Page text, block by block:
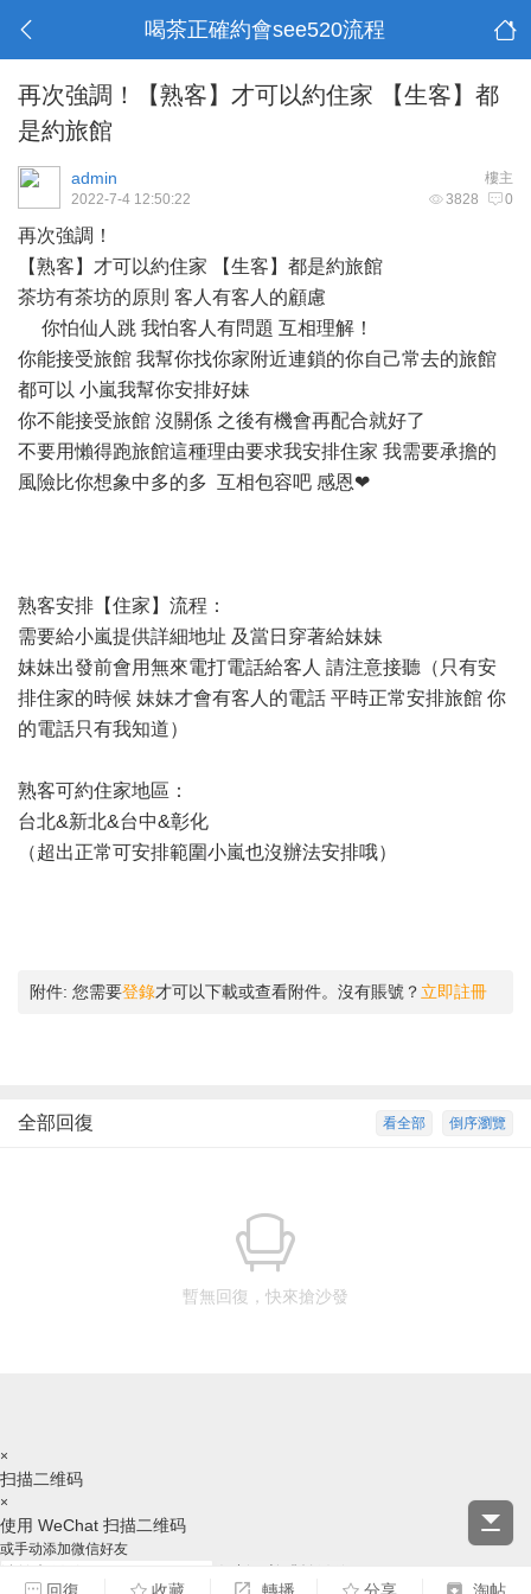
喝茶正確約會see520流程
再次強調！【熟客】才可以約住家 【生客】都
是約旅館
樓主
admin
3828 0
2022-7-4 12:50:22
再次強調！
【熟客】才可以約住家 【生客】都是約旅館
茶坊有茶坊的原則 客人有客人的顧慮
你怕仙人跳 我怕客人有問題 互相理解！
你能接受旅館 我幫你找你家附近連鎖的你自己常去的旅館
都可以 小嵐我幫你安排好妹
你不能接受旅館 沒關係 之後有機會再配合就好了
不要用懶得跑旅館這種理由要求我安排住家 我需要承擔的
風險比你想象中多的多 互相包容吧 感恩❤
熟客安排【住家】流程：
需要給小嵐提供詳細地址 及當日穿著給妹妹
妹妹出發前會用無來電打電話給客人 請注意接聽（只有安
排住家的時候 妹妹才會有客人的電話 平時正常安排旅館 你
的電話只有我知道）
熟客可約住家地區：
台北&新北&台中&彰化
（超出正常可安排範圍小嵐也沒辦法安排哦）
附件: 您需要登錄才可以下載或查看附件。沒有賬號？ 立即註冊
倒序瀏覽
看全部
全部回復
暫無回復，快來搶沙發
×
扫描二维码
×
使用 WeChat 扫描二维码
或手动添加微信好友